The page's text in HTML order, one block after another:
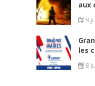
aux
9
les
8